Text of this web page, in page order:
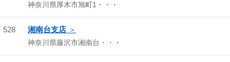
神奈川県厚木市旭町1・・・
528 湘南台支店
神奈川県藤沢市湘南台・・・